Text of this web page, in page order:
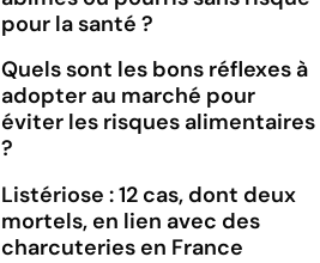
pour la santé ?
Quels sont les bons réflexes à
adopter au marché pour
éviter les risques alimentaires
?
Listériose : 12 cas, dont deux
mortels, en lien avec des
charcuteries en France